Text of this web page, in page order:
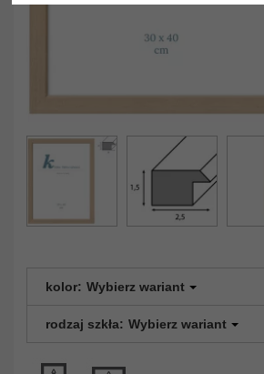
kolor: Wybierz wariant
rodzaj szkła: Wybierz wariant